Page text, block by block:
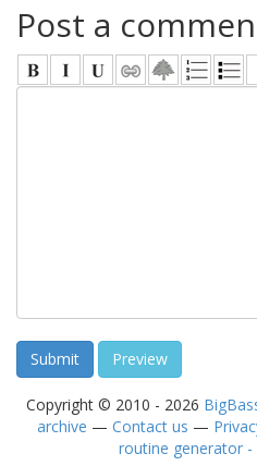
Post a
Copyright © 2010 - 2026
archive — Contact us —
routine generator -